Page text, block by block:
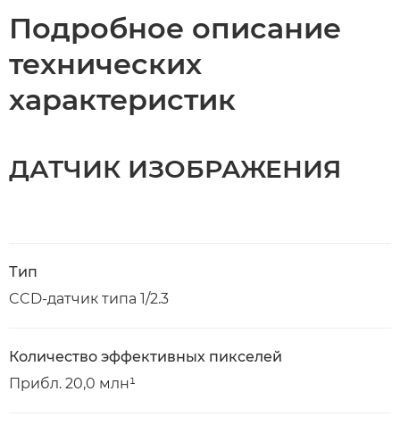
Подробное описание
технических
характеристик
ДАТЧИК ИЗОБРАЖЕНИЯ
Тип
CCD-датчик типа 1/2.3
Количество эффективных пикселей
Прибл. 20,0 млн¹